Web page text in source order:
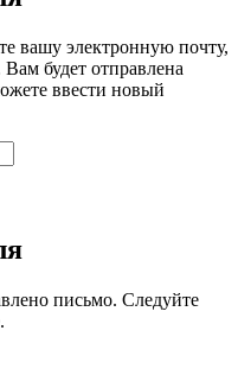
вашу электронную почту,
будет отправлена
ввести новый
письмо. Следуйте